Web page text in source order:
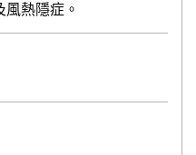
熱隱症。